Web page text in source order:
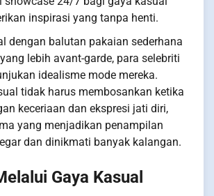
inspirasi yang tanpa henti.
dengan balutan pakaian sederhana
lebih avant-garde, para selebriti
idealisme mode mereka.
tidak harus membosankan ketika
keceriaan dan ekspresi jati diri,
yang menjadikan penampilan
dan dinikmati banyak kalangan.
Gaya Kasual